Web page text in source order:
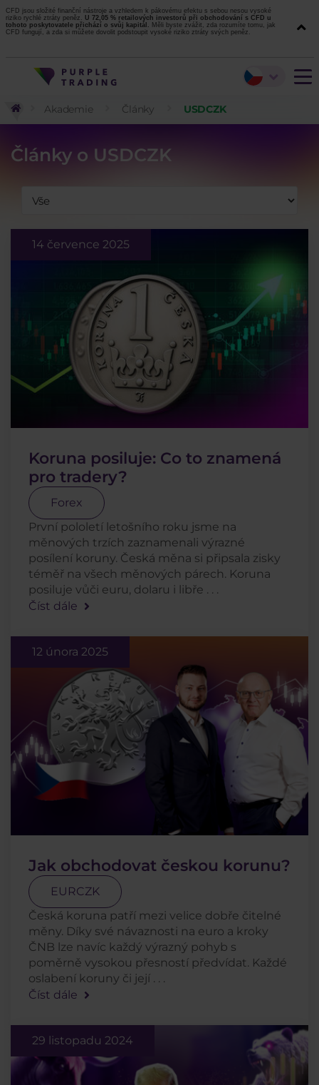
CFD jsou složité finanční nástroje a vzhledem k pákovému efektu s sebou nesou vysoké
riziko rychlé ztráty peněz. U 72,05 % retailových investorů při obchodování s CFD u
tohoto poskytovatele přichází o svůj kapitál. Měli byste zvážit, zda rozumíte tomu, jak
CFD fungují, a zda si můžete dovolit podstoupit vysoké riziko ztráty svých peněz.
Akademie Články USDCZK
Články o USDCZK
14 července 2025
Koruna posiluje: Co to znamená
pro tradery?
Forex
První pololetí letošního roku jsme na
měnových trzích zaznamenali výrazné
posílení koruny. Česká měna si připsala zisky
téměř na všech měnových párech. Koruna
posiluje vůči euru, dolaru i libře . . .
Číst dále
12 února 2025
Jak obchodovat českou korunu?
EURCZK
Česká koruna patří mezi velice dobře čitelné
měny. Díky své návaznosti na euro a kroky
ČNB lze navíc každý výrazný pohyb s
poměrně vysokou přesností předvídat. Každé
oslabení koruny či její . . .
Číst dále
29 listopadu 2024